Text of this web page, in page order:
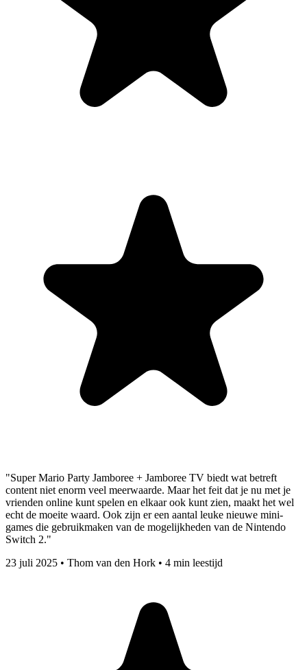
"Super Mario Party Jamboree + Jamboree TV biedt wat betreft
content niet enorm veel meerwaarde. Maar het feit dat je nu met je
vrienden online kunt spelen en elkaar ook kunt zien, maakt het wel
echt de moeite waard. Ook zijn er een aantal leuke nieuwe mini-
games die gebruikmaken van de mogelijkheden van de Nintendo
Switch 2."
23 juli 2025 • Thom van den Hork • 4 min leestijd